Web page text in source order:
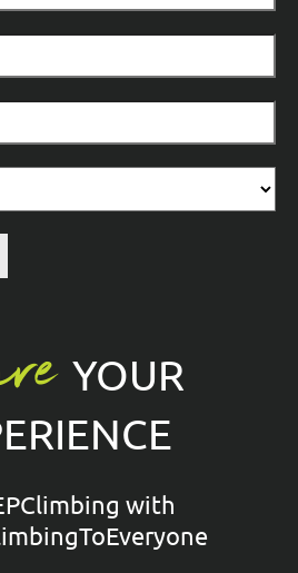
YOUR
with